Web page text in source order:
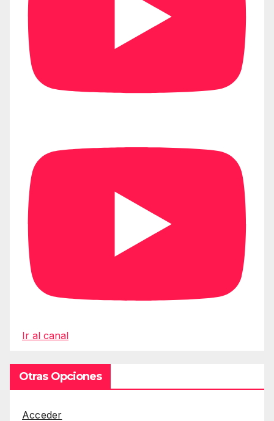
Ir al canal
Otras Opciones
Acceder